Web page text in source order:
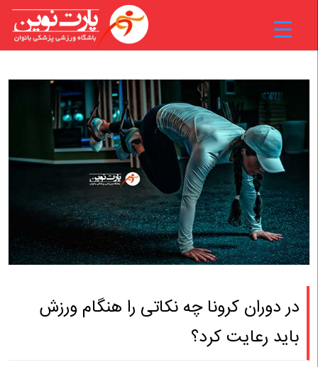
در دوران کرونا چه نکاتی را هنگام ورزش
باید رعایت کرد؟